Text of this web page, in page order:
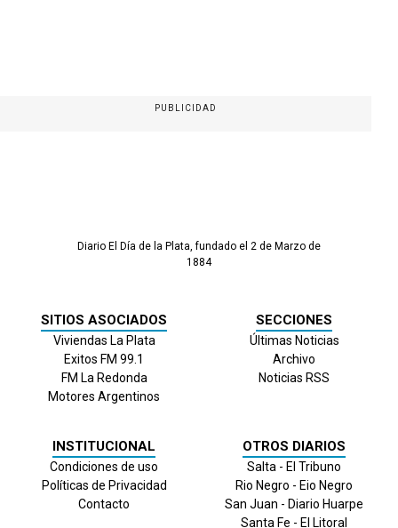
PUBLICIDAD
Diario El Día de la Plata, fundado el 2 de Marzo de
1884
SITIOS ASOCIADOS
Viviendas La Plata
Exitos FM 99.1
FM La Redonda
Motores Argentinos
SECCIONES
Últimas Noticias
Archivo
Noticias RSS
INSTITUCIONAL
Condiciones de uso
Políticas de Privacidad
Contacto
OTROS DIARIOS
Salta - El Tribuno
Rio Negro - Eio Negro
San Juan - Diario Huarpe
Santa Fe - El Litoral